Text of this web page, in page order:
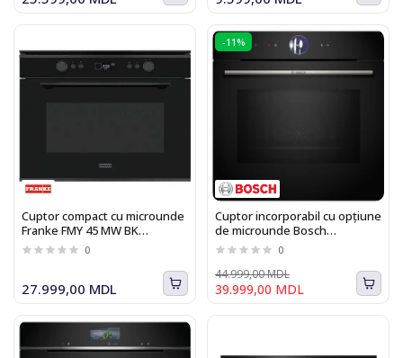
Cuptor compact cu microunde
Franke FMY 45 MW BK
131.0632.660
0
27.999,00 MDL
-11%
Cuptor incorporabil cu opțiune
de microunde Bosch
HMG776NB1 Seria I 8
0
39.999,00 MDL
44.999,00 MDL